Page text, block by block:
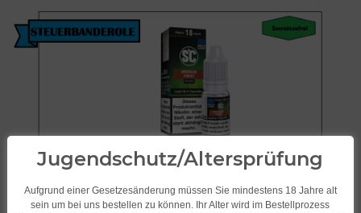
Jugendschutz/Altersprüfung
Aufgrund einer Gesetzesänderung müssen Sie mindestens 18 Jahre alt
sein um bei uns bestellen zu können. Ihr Alter wird im Bestellprozess